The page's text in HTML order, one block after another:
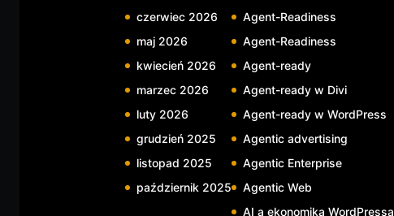
czerwiec 2026
maj 2026
kwiecień 2026
marzec 2026
luty 2026
grudzień 2025
listopad 2025
październik 2025
Agent-Readiness
Agent-Readiness
Agent-ready
Agent-ready w Divi
Agent-ready w WordPress
Agentic advertising
Agentic Enterprise
Agentic Web
AI a ekonomika WordPressa